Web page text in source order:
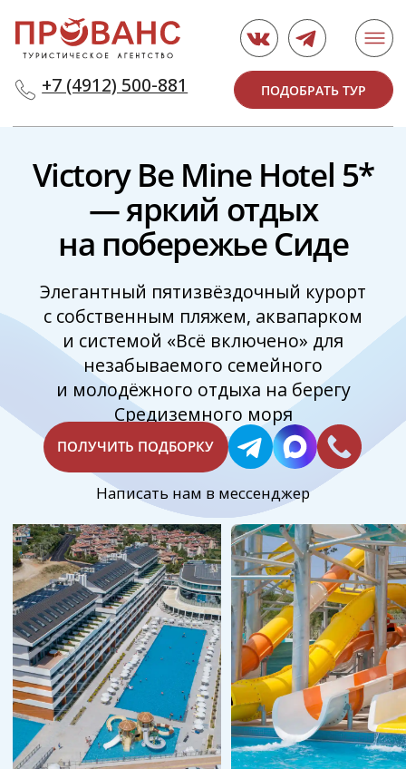
+7 (4912) 500-881
Victory Be Mine Hotel 5*
на побережье Сиде
Элегантный пятизвёздочный курорт
с собственным пляжем, аквапарком
и системой «Всё включено» для
незабываемого семейного
Средиземного моря
Написать нам в мессенджер
ПОЛУЧИТЬ ПОДБОРКУ
Современный пятизвёздочный курортный
комплекс на первой береговой линии
Средиземного моря в популярном регионе Сиде.
Отель предлагает собственный ухоженный
пляж, просторные бассейны, водные горки
Преимущества отеля
Victory Be Mine